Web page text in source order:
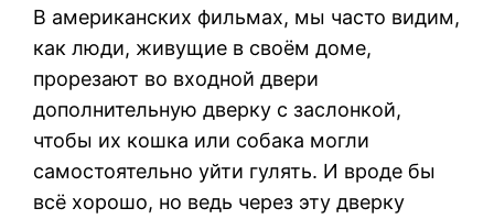
В американских фильмах, мы часто видим,
как люди, живущие в своём доме,
прорезают во входной двери
дополнительную дверку с заслонкой,
чтобы их кошка или собака могли
самостоятельно уйти гулять. И вроде бы
всё хорошо, но ведь через эту дверку